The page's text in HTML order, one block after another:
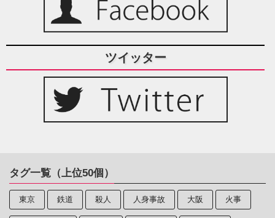
ツイッター
タグ一覧（上位50個）
東京 鉄道 殺人 人身事故 大阪 火事